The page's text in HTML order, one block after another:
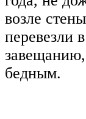
возле
перевезли
бедным.